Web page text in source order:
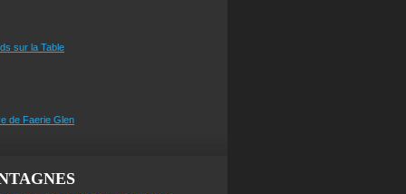
sur la Table
de Faerie Glen